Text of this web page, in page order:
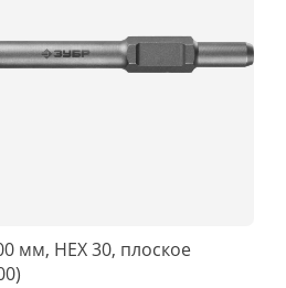
мм, HEX 30, плоское